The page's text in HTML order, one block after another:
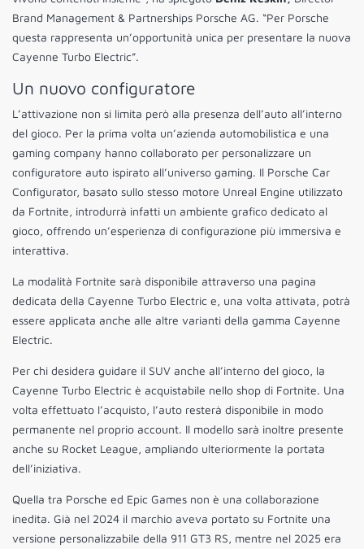
Brand Management & Partnerships Porsche AG. “Per Porsche
questa rappresenta un’opportunità unica per presentare la nuova
Cayenne Turbo Electric”.
Un nuovo configuratore
L’attivazione non si limita però alla presenza dell’auto all’interno
del gioco. Per la prima volta un’azienda automobilistica e una
gaming company hanno collaborato per personalizzare un
configuratore auto ispirato all’universo gaming. Il Porsche Car
Configurator, basato sullo stesso motore Unreal Engine utilizzato
da Fortnite, introdurrà infatti un ambiente grafico dedicato al
gioco, offrendo un’esperienza di configurazione più immersiva e
interattiva.
La modalità Fortnite sarà disponibile attraverso una pagina
dedicata della Cayenne Turbo Electric e, una volta attivata, potrà
essere applicata anche alle altre varianti della gamma Cayenne
Electric.
Per chi desidera guidare il SUV anche all’interno del gioco, la
Cayenne Turbo Electric è acquistabile nello shop di Fortnite. Una
volta effettuato l’acquisto, l’auto resterà disponibile in modo
permanente nel proprio account. Il modello sarà inoltre presente
anche su Rocket League, ampliando ulteriormente la portata
dell’iniziativa.
Quella tra Porsche ed Epic Games non è una collaborazione
inedita. Già nel 2024 il marchio aveva portato su Fortnite una
versione personalizzabile della 911 GT3 RS, mentre nel 2025 era